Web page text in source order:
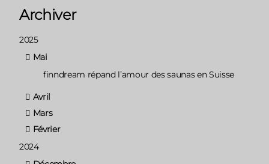
Archiver
2025
Mai
finndream répand l’amour des saunas en Suisse
Avril
Mars
Février
2024